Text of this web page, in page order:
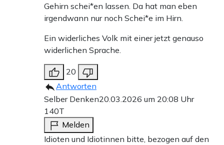
Gehirn schei*en lassen. Da hat man eben
irgendwann nur noch Schei*e im Hirn.
Ein widerliches Volk mit einer jetzt genauso
widerlichen Sprache.
20
Antworten
Selber Denken20.03.2026 um 20:08 Uhr
140T
Melden
Idioten und Idiotinnen bitte, bezogen auf den